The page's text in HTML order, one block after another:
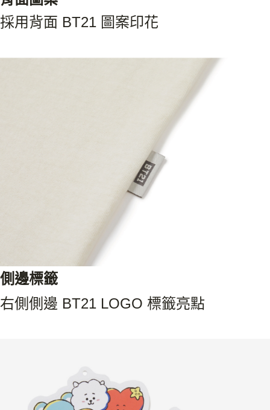
採用背面 BT21 圖案印花
側邊標籤
右側側邊 BT21 LOGO 標籤亮點